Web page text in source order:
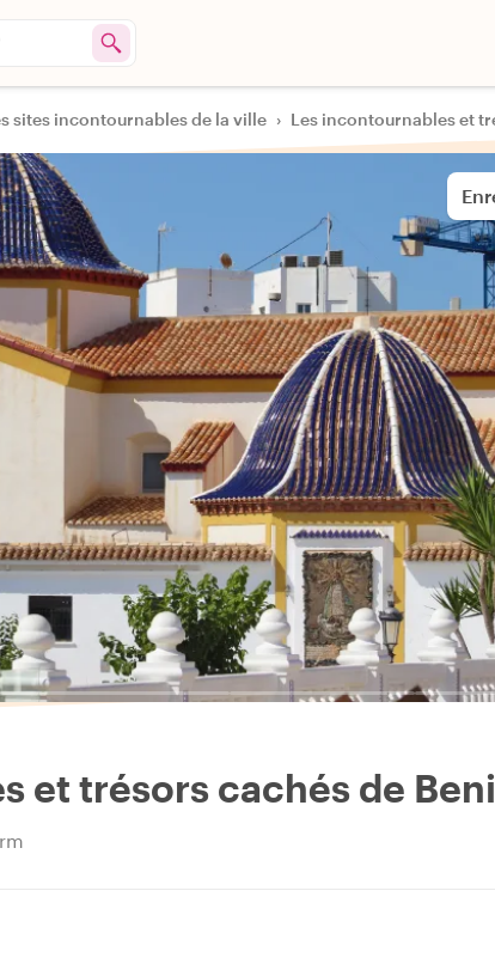
sites incontournables de la ville ›
et trésors cachés de